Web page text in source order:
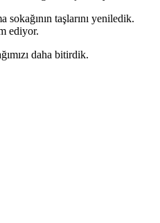
sokağının taşlarını yeniledik.
ediyor.
daha bitirdik.